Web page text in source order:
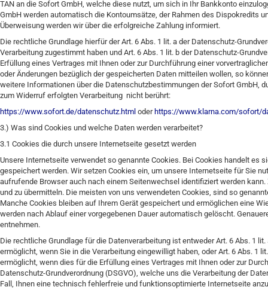
TAN an die Sofort GmbH, welche diese nutzt, um sich in Ihr Bankkonto
GmbH werden automatisch die Kontoumsätze, der Rahmen des Dispokredits
Überweisung werden wir über die erfolgreiche Zahlung informiert.
Die rechtliche Grundlage hierfür der Art. 6 Abs. 1 lit. a der Datenschutz-
Verarbeitung zugestimmt haben und Art. 6 Abs. 1 lit. b der Datenschutz-
Erfüllung eines Vertrages mit Ihnen oder zur Durchführung einer
oder Änderungen bezüglich der gespeicherten Daten mitteilen wollen, so
weitere Informationen über die Datenschutzbestimmungen der Sofort GmbH,
zum Widerruf erfolgten Verarbeitung nicht berührt:
https://www.sofort.de/datenschutz.html oder https://www.klarna.com/sofort/
3.) Was sind Cookies und welche Daten werden verarbeitet?
3.1 Cookies die durch unsere Internetseite gesetzt werden
Unsere Internetseite verwendet so genannte Cookies. Bei Cookies handelt
gespeichert werden. Wir setzen Cookies ein, um unsere Internetseite für Sie
aufrufende Browser auch nach einem Seitenwechsel identifiziert werden
und zu übermitteln. Die meisten von uns verwendeten Cookies, sind so
Manche Cookies bleiben auf Ihrem Gerät gespeichert und ermöglichen eine
werden nach Ablauf einer vorgegebenen Dauer automatisch gelöscht.
entnehmen.
Die rechtliche Grundlage für die Datenverarbeitung ist entweder Art. 6 Abs. 1
ermöglicht, wenn Sie in die Verarbeitung eingewilligt haben, oder Art. 6 Abs. 1
ermöglicht, wenn dies für die Erfüllung eines Vertrages mit Ihnen oder zur
Datenschutz-Grundverordnung (DSGVO), welche uns die Verarbeitung der
Fall, Ihnen eine technisch fehlerfreie und funktionsoptimierte Internetseite